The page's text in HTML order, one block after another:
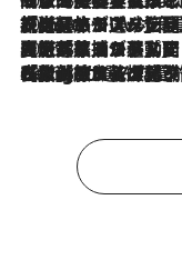
2026.8.6
【厳選旅コスメ】「身軽さ＆UV対策重視！」ヘアアーティストshucoが選んだ夏旅ベストコスメを発表【Mサイズジップ】
2026.8.5
【厳選旅コスメ】国内をあちこち移動する河井菜摘が選んだ夏旅ベストコスメ発表！「リラックスアイテムはマスト」【Mサイズジップ】
2026.8.4
【厳選旅コスメ】「紫外線＆乾燥対策しながらメイク感も！」ヘア＆メイクGeorgeが選んだ夏旅ベストコスメを発表！【Mサイズジップ】